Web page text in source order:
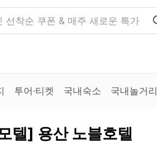
최대 70% 여행 혜택
투어·티켓 국내숙소 국내놀거리
텔] 용산 노블호텔